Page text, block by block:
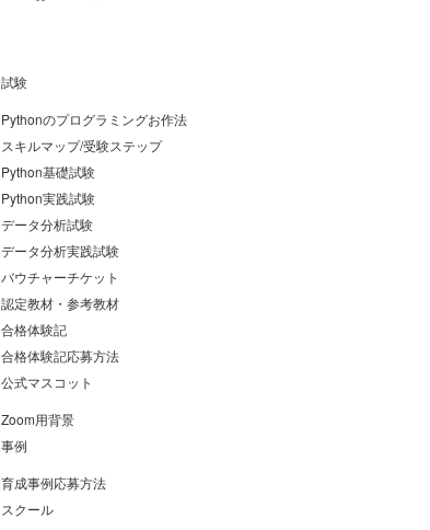
試験
Pythonのプログラミングお作法
スキルマップ/受験ステップ
Python基礎試験
Python実践試験
データ分析試験
データ分析実践試験
バウチャーチケット
認定教材・参考教材
合格体験記
合格体験記応募方法
公式マスコット
Zoom用背景
事例
育成事例応募方法
スクール